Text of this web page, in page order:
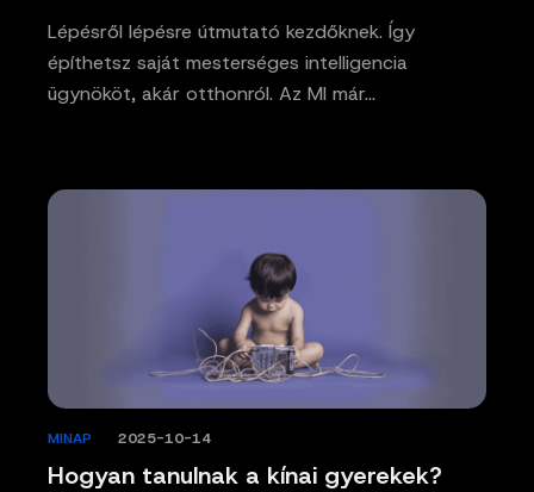
Lépésről lépésre útmutató kezdőknek. Így
építhetsz saját mesterséges intelligencia
ügynököt, akár otthonról. Az MI már…
Hogyan tanulnak a kínai gyerekek?
MINAP 2025-10-14